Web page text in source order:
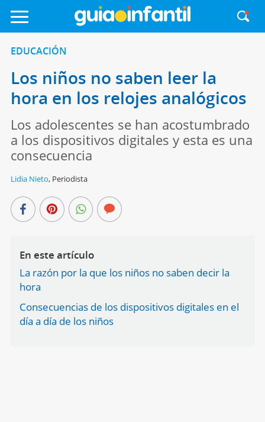
EDUCACIÓN
Los niños no saben leer la
hora en los relojes analógicos
Los adolescentes se han acostumbrado
a los dispositivos digitales y esta es una
consecuencia
Lidia Nieto, Periodista
En este artículo
La razón por la que los niños no saben decir la
hora
Consecuencias de los dispositivos digitales en el
día a día de los niños